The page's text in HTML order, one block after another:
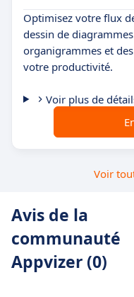
Optimisez votre flux
dessin de
organigrammes et
votre productivité.
Voir plus de
Voir
Avis de la
communauté
Appvizer (0)